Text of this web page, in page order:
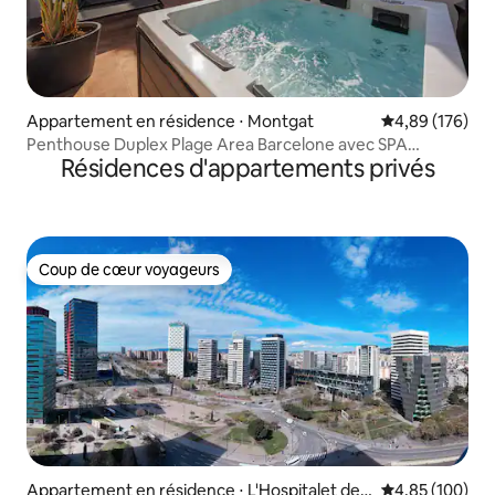
Appartement en résidence ⋅ Montgat Évaluation
4,89 (176)
Penthouse Duplex Plage Area Barcelone avec SPA
Medblau
Résidences d'appartements privés
Coup de cœur voyageurs
Coup de cœur voyageurs
Appartement en résidence ⋅ L'Hospitalet de L Évaluation
4,85 (100)